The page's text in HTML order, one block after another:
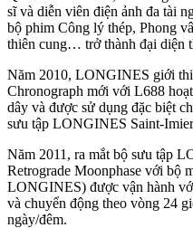
sĩ và diễn viên điện ảnh đa tài
bộ phim Công lý thép, Phong
thiên cung… trở thành đại diện
Năm 2010, LONGINES giới
Chronograph mới với L688
dây và được sử dụng đặc biệt
sưu tập LONGINES Saint-
Năm 2011, ra mắt bộ sưu tập
Retrograde Moonphase với bộ
LONGINES) được vận hành
và chuyển động theo vòng 24
ngày/đêm.